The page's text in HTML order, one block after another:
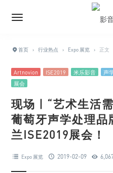
首页 › 行业热点 › Expo 展览 › 正文
Artnovion ISE2019 米乐影音 声
展会
现场 | “艺术生活
葡萄牙声学处理
兰ISE2019展会！
Expo 展览 2019-02-09